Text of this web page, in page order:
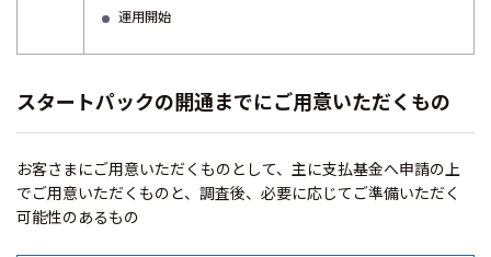
運用開始
スタートパックの開通までにご用意いただくもの
お客さまにご用意いただくものとして、主に支払基金へ申請の上
でご用意いただくものと、調査後、必要に応じてご準備いただく
可能性のあるもの